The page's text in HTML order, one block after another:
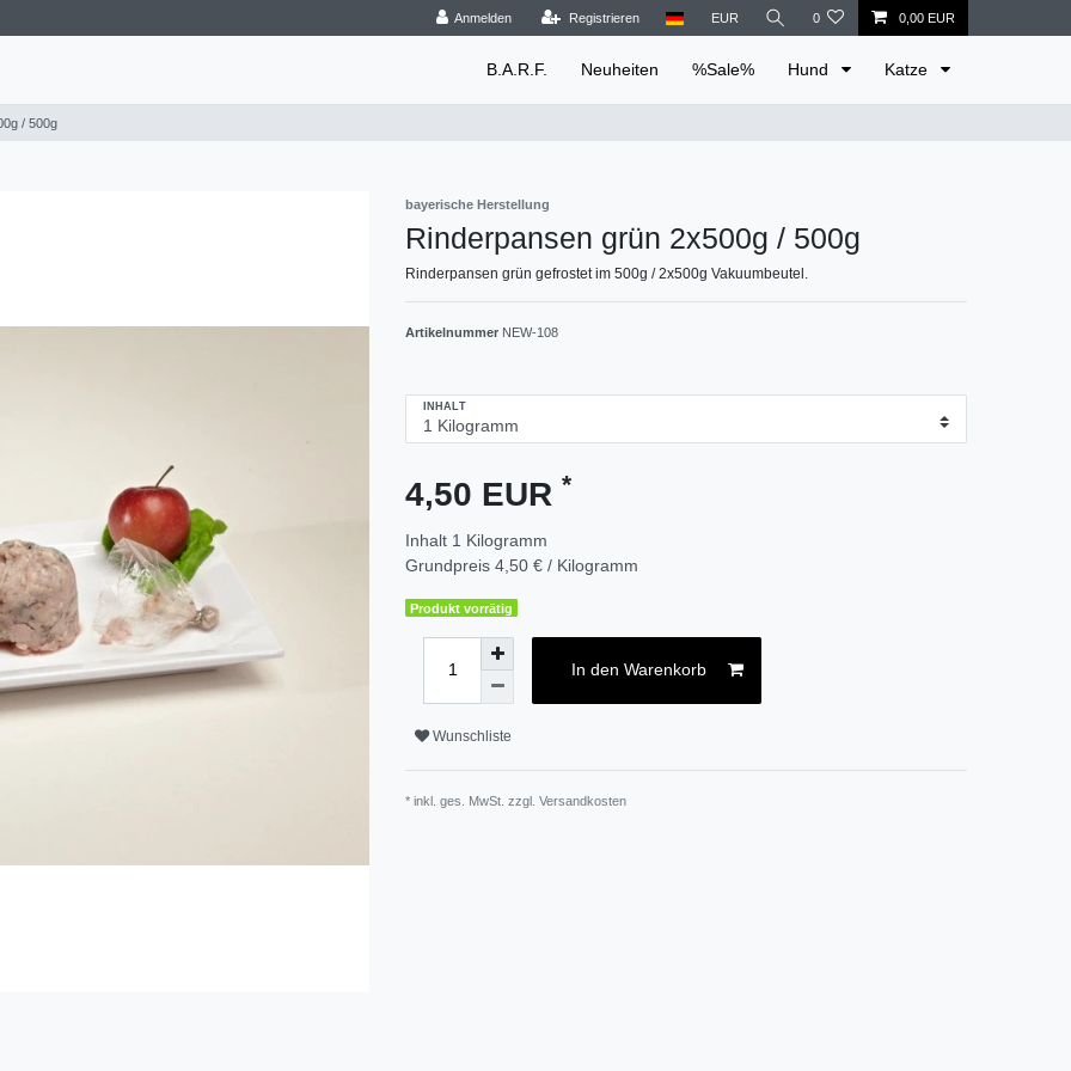
Anmelden Registrieren EUR 0 0,00 EUR
B.A.R.F. Neuheiten %Sale% Hund Katze
/ 500g
bayerische Herstellung
Rinderpansen grün 2x500g / 500g
Rinderpansen grün gefrostet im 500g / 2x500g Vakuumbeutel.
Artikelnummer NEW-108
INHALT
4,50 EUR *
Inhalt 1 Kilogramm
Grundpreis 4,50 € / Kilogramm
Produkt vorrätig
In den Warenkorb
Wunschliste
* inkl. ges. MwSt. zzgl. Versandkosten